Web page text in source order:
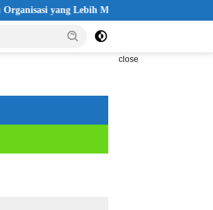
yang Lebih Modern
close